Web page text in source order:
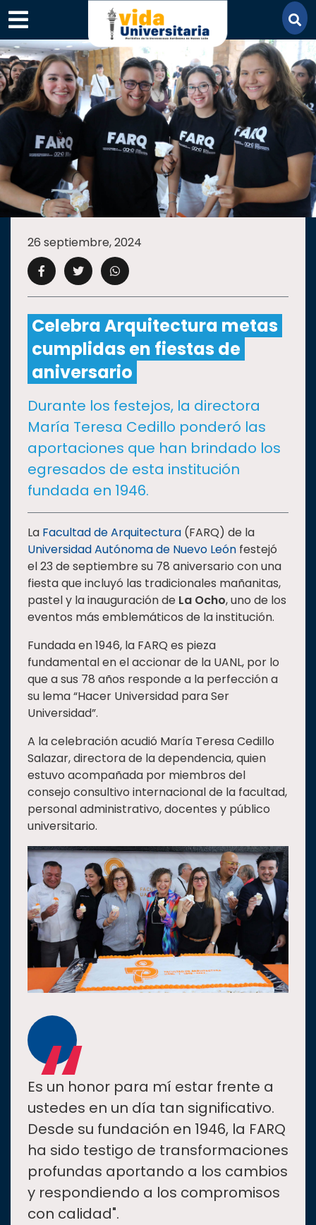
×
SECCIONES
ACADEMIA
CAMPUS UANL
CULTURA
DEPORTES
I+D+IEXPERTOS
SALUD
SUSTENTABILIDAD
TEMAS
Oferta
Estudiantes
Rectoría
Investigación
Responsabilidad
social
Vinculación
Historia
Universiada
Nacional
26 septiembre, 2024
Celebra Arquitectura metas
cumplidas en fiestas de
aniversario
Durante los festejos, la directora
María Teresa Cedillo ponderó las
aportaciones que han brindado los
egresados de esta institución
fundada en 1946.
La Facultad de Arquitectura (FARQ) de la
Universidad Autónoma de Nuevo León festejó
el 23 de septiembre su 78 aniversario con una
fiesta que incluyó las tradicionales mañanitas,
pastel y la inauguración de La Ocho, uno de los
eventos más emblemáticos de la institución.
Fundada en 1946, la FARQ es pieza
fundamental en el accionar de la UANL, por lo
que a sus 78 años responde a la perfección a
su lema “Hacer Universidad para Ser
Universidad”.
A la celebración acudió María Teresa Cedillo
Salazar, directora de la dependencia, quien
estuvo acompañada por miembros del
consejo consultivo internacional de la facultad,
personal administrativo, docentes y público
universitario.
“
Es un honor para mí estar frente a
ustedes en un día tan significativo.
Desde su fundación en 1946, la FARQ
ha sido testigo de transformaciones
profundas aportando a los cambios
y respondiendo a los compromisos
con calidad".